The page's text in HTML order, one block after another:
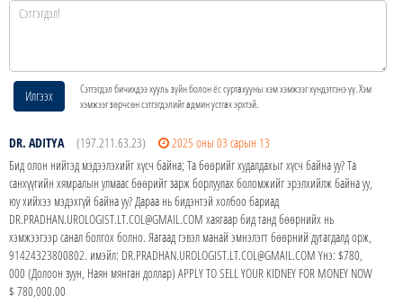
Илгээх
Сэтгэгдэл бичихдээ хууль зүйн болон ёс суртахууны хэм хэмжээг хүндэтгэнэ үү. Хэм
хэмжээг зөрчсөн сэтгэгдэлийг админ устгах эрхтэй.
DR. ADITYA (197.211.63.23)
2025 оны 03 сарын 13
Бид олон нийтэд мэдээлэхийг хүсч байна; Та бөөрийг худалдахыг хүсч байна уу? Та
санхүүгийн хямралын улмаас бөөрийг зарж борлуулах боломжийг эрэлхийлж байна уу,
юу хийхээ мэдэхгүй байна уу? Дараа нь бидэнтэй холбоо бариад
DR.PRADHAN.UROLOGIST.LT.COL@GMAIL.COM хаягаар бид танд бөөрнийх нь
хэмжээгээр санал болгох болно. Яагаад гэвэл манай эмнэлэгт бөөрний дутагдалд орж,
91424323800802. имэйл: DR.PRADHAN.UROLOGIST.LT.COL@GMAIL.COM Yнэ: $780,
000 (Долоон зуун, Наян мянган доллар) APPLY TO SELL YOUR KIDNEY FOR MONEY NOW
$ 780,000.00